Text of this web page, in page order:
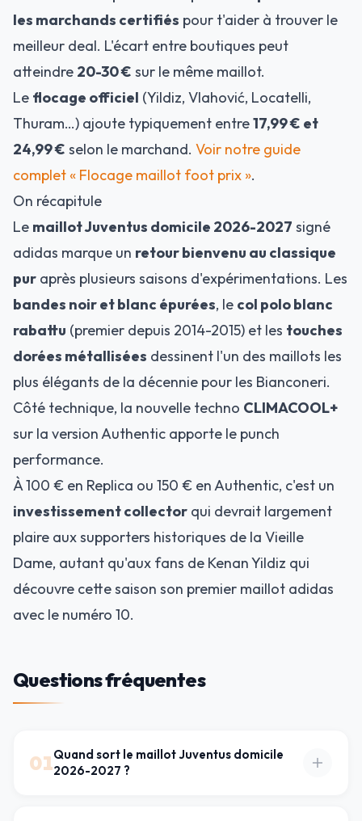
les marchands certifiés pour t'aider à trouver le
meilleur deal. L'écart entre boutiques peut
atteindre 20-30 € sur le même maillot.
Le flocage officiel (Yildiz, Vlahović, Locatelli,
Thuram…) ajoute typiquement entre17,99 € et
24,99 € selon le marchand. Voir notre guide
complet « Flocage maillot foot prix ».
On récapitule
Le maillot Juventus domicile 2026-2027 signé
adidas marque un retour bienvenu au classique
pur après plusieurs saisons d'expérimentations. Les
bandes noir et blanc épurées, le col polo blanc
rabattu (premier depuis 2014-2015) et les touches
dorées métallisées dessinent l'un des maillots les
plus élégants de la décennie pour les Bianconeri.
Côté technique, la nouvelle techno CLIMACOOL+
sur la version Authentic apporte le punch
performance.
À 100 € en Replica ou 150 € en Authentic, c'est un
investissement collector qui devrait largement
plaire aux supporters historiques de la Vieille
Dame, autant qu'aux fans de Kenan Yildiz qui
découvre cette saison son premier maillot adidas
avec le numéro 10.
Questions fréquentes
01Quand sort le maillot Juventus domicile
2026-2027 ?